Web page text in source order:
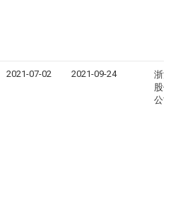
2021-07-02 2021-09-24
浙江
股份
公司